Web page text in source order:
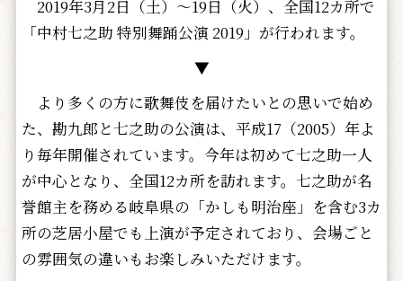
2019年3月2日（土）～19日（火）、全国12カ所で
「中村七之助 特別舞踊公演 2019」が行われます。
▼
より多くの方に歌舞伎を届けたいとの思いで始め
た、勘九郎と七之助の公演は、平成17（2005）年よ
り毎年開催されています。今年は初めて七之助一人
が中心となり、全国12カ所を訪れます。七之助が名
誉館主を務める岐阜県の「かしも明治座」を含む3カ
所の芝居小屋でも上演が予定されており、会場ごと
の雰囲気の違いもお楽しみいただけます。